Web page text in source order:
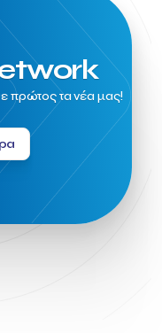
πρώτος τα νέα μας!